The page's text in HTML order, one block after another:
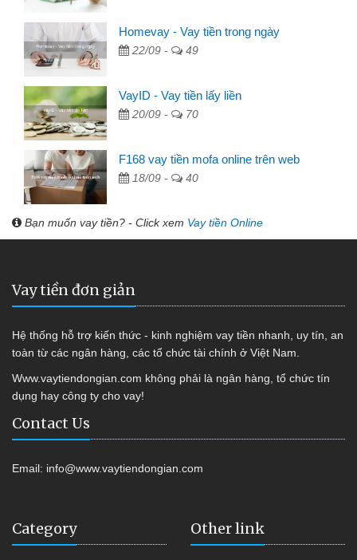
Homevay - Vay tiền trong ngày
22/09 - 49
VayID - Vay tiền lấy liền
20/09 - 70
F168 vay tiền mofa online trên web
18/09 - 40
Bạn muốn vay tiền? - Click xem Vay tiền Online
Vay tiền đơn giản
Hệ thống hỗ trợ kiến thức - kinh nghiệm vay tiền nhanh, uy tín, an
toàn từ các ngân hàng, các tổ chức tài chính ở Việt Nam.
Www.vaytiendongian.com không phải là ngân hàng, tổ chức tín
dụng hay công ty cho vay!
Contact Us
Email: info@www.vaytiendongian.com
Category Other link